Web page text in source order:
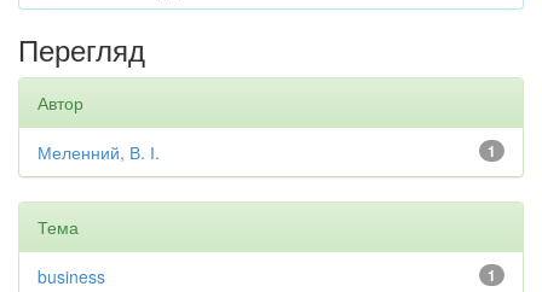
Перегляд
Автор
1
Меленний, В. І.
Тема
1
business